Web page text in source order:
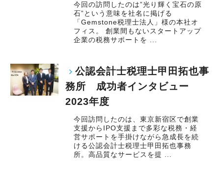
今回の訪問したのは”光り輝く宝石の原
石”という意味を社名に掲げる
「Gemstone税理士法人」様の本社オ
フィス。 創業間もないスタートアップ
企業の税務サポートを ...
公認会計士税理士甲田拓也事
務所 成功者インタビュー
2023年度
今回訪問したのは、東京新宿区で創業
支援からIPO支援まで多彩な税務・経
営サポートを手掛けながら急成長を続
ける公認会計士税理士甲田拓也事務
所。高品質なサービスを提 ...